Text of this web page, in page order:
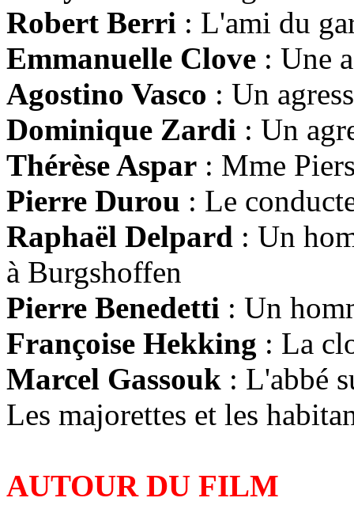
Robert Berri : L'ami du
Emmanuelle Clove : Une
Agostino Vasco : Un
Dominique Zardi : Un
Thérèse Aspar : Mme
Pierre Durou : Le
Raphaël Delpard : Un
à Burgshoffen
Pierre Benedetti : Un
Françoise Hekking : La
Marcel Gassouk : L'abbé
Les majorettes et les
AUTOUR DU FILM